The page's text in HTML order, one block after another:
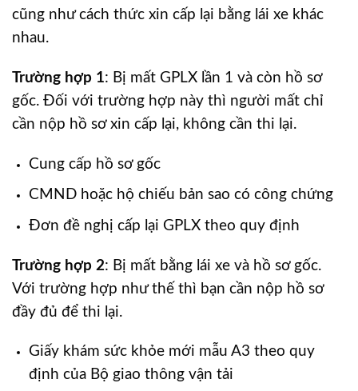
cũng như cách thức xin cấp lại bằng lái xe khác
nhau.
Trường hợp 1: Bị mất GPLX lần 1 và còn hồ sơ
gốc. Đối với trường hợp này thì người mất chỉ
cần nộp hồ sơ xin cấp lại, không cần thi lại.
Cung cấp hồ sơ gốc
CMND hoặc hộ chiếu bản sao có công chứng
Đơn đề nghị cấp lại GPLX theo quy định
Trường hợp 2: Bị mất bằng lái xe và hồ sơ gốc.
Với trường hợp như thế thì bạn cần nộp hồ sơ
đầy đủ để thi lại.
Giấy khám sức khỏe mới mẫu A3 theo quy
định của Bộ giao thông vận tải